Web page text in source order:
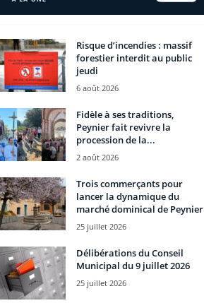
Risque d’incendies : massif
forestier interdit au public
jeudi
6 août 2026
Fidèle à ses traditions,
Peynier fait revivre la
procession de la...
2 août 2026
Trois commerçants pour
lancer la dynamique du
marché dominical de Peynier
25 juillet 2026
Délibérations du Conseil
Municipal du 9 juillet 2026
25 juillet 2026